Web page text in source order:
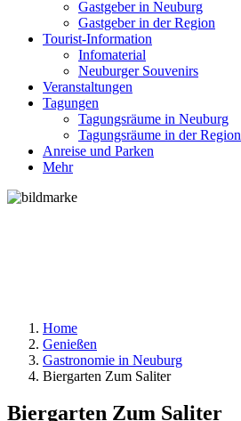
Gastgeber in Neuburg
Gastgeber in der Region
Tourist-Information
Infomaterial
Neuburger Souvenirs
Veranstaltungen
Tagungen
Tagungsräume in Neuburg
Tagungsräume in der Region
Anreise und Parken
Mehr
Home
Genießen
Gastronomie in Neuburg
Biergarten Zum Saliter
Biergarten Zum Saliter